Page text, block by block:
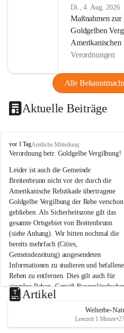
Di., 4. Aug. 2026
Maßnahmen
Goldgelben
Amerikanischen
Verordnungen
Alle
Aktuelle Beiträge
B
r
i
t
e
n
b
r
u
n
n
a
m
N
e
u
s
d
vor 1 TagAmtliche Mitteilung
Verordnung betr. Goldgelbe Vergilbung!
Leider ist auch die Gemeinde
Breitenbrunn nicht vor der durch die
Amerikanische Rebzikade übertragene
Goldgelbe Vergilbung der Rebe
geblieben. Als Sicherheitszone gilt das
gesamte Ortsgebiet von Breitenbrunn
(siehe Anhang). Wir bitten nochmal die
bereits mehrfach (Cities,
Gemeindezeitung) ausgesendeten
Informationen zu studieren und befallene
Reben zu entfernen. Dies gilt auch für
einzelne Reben. Gemäß
Weinbaugesetz sind nicht gepflegte oder
unzulässige Weingärten zu roden! Bitte
helfen wir zusammen um unsere Winzer
vor den prognostizierten Ernteausfällen
Artikel
Welterbe-
Lesezeit 1 Minute•